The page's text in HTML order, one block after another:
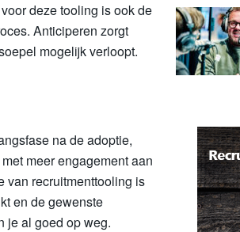
deze tooling is ook de
Anticiperen zorgt
mogelijk verloopt.
na de adoptie,
meer engagement aan
van recruitmenttooling is
en de gewenste
je al goed op weg.